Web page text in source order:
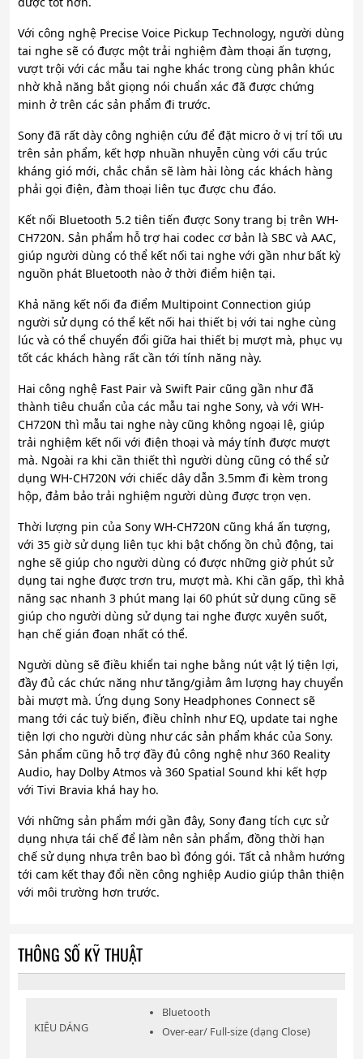
Với công nghệ Precise Voice Pickup Technology, người dùng
tai nghe sẽ có được một trải nghiệm đàm thoại ấn tượng,
vượt trội với các mẫu tai nghe khác trong cùng phân khúc
nhờ khả năng bắt giọng nói chuẩn xác đã được chứng
minh ở trên các sản phẩm đi trước.
Sony đã rất dày công nghiện cứu để đặt micro ở vị trí tối ưu
trên sản phẩm, kết hợp nhuần nhuyễn cùng với cấu trúc
kháng gió mới, chắc chắn sẽ làm hài lòng các khách hàng
phải gọi điện, đàm thoại liên tục được chu đáo.
Kết nối Bluetooth 5.2 tiên tiến được Sony trang bị trên WH-
CH720N. Sản phẩm hỗ trợ hai codec cơ bản là SBC và AAC,
giúp người dùng có thể kết nối tai nghe với gần như bất kỳ
nguồn phát Bluetooth nào ở thời điểm hiện tại.
Khả năng kết nối đa điểm Multipoint Connection giúp
người sử dụng có thể kết nối hai thiết bị với tai nghe cùng
lúc và có thể chuyển đổi giữa hai thiết bị mượt mà, phục vụ
tốt các khách hàng rất cần tới tính năng này.
Hai công nghệ Fast Pair và Swift Pair cũng gần như đã
thành tiêu chuẩn của các mẫu tai nghe Sony, và với WH-
CH720N thì mẫu tai nghe này cũng không ngoại lệ, giúp
trải nghiệm kết nối với điện thoại và máy tính được mượt
mà. Ngoài ra khi cần thiết thì người dùng cũng có thể sử
dụng WH-CH720N với chiếc dây dẫn 3.5mm đi kèm trong
hộp, đảm bảo trải nghiệm người dùng được trọn vẹn.
Thời lượng pin của Sony WH-CH720N cũng khá ấn tượng,
với 35 giờ sử dụng liên tục khi bật chống ồn chủ động, tai
nghe sẽ giúp cho người dùng có được những giờ phút sử
dụng tai nghe được trơn tru, mượt mà. Khi cần gấp, thì khả
năng sạc nhanh 3 phút mang lại 60 phút sử dụng cũng sẽ
giúp cho người dùng sử dụng tai nghe được xuyên suốt,
hạn chế gián đoạn nhất có thể.
Người dùng sẽ điều khiển tai nghe bằng nút vật lý tiện lợi,
đầy đủ các chức năng như tăng/giảm âm lượng hay chuyển
bài mượt mà. Ứng dụng Sony Headphones Connect sẽ
mang tới các tuỳ biến, điều chỉnh như EQ, update tai nghe
tiện lợi cho người dùng như các sản phẩm khác của Sony.
Sản phẩm cũng hỗ trợ đầy đủ công nghệ như 360 Reality
Audio, hay Dolby Atmos và 360 Spatial Sound khi kết hợp
với Tivi Bravia khá hay ho.
Với những sản phẩm mới gần đây, Sony đang tích cực sử
dụng nhựa tái chế để làm nên sản phẩm, đồng thời hạn
chế sử dụng nhựa trên bao bì đóng gói. Tất cả nhằm hướng
tới cam kết thay đổi nền công nghiệp Audio giúp thân thiện
với môi trường hơn trước.
THÔNG SỐ KỸ THUẬT
KIÊU DÁNG
Bluetooth
Over-ear/ Full-size (dạng Close)